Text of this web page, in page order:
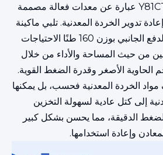
المكبس المعدني Y81CT-160 عبارة عن معدات فعالة مصممة
تدوير الخردة المعدنية. تلبي ماكينة
المكبس الصغيرة ذات الدفع الجانبي بوزن 160 طنًا الاحتياجات
من حيث المساحة والأداء من خلال
الأصغر وقدرة الضغط القوية.
مواد الخردة المعدنية فحسب، بل يمكنها
إلى كتل عادية لسهولة التخزين
الدقيقة، مما يحسن بشكل كبير
وإعادة استخدامها.